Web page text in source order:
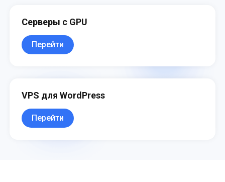
Серверы с GPU
Перейти
VPS для WordPress
Перейти